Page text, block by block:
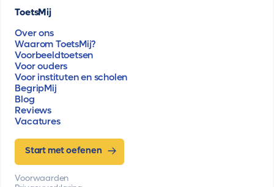
ToetsMij
Over ons
Waarom ToetsMij?
Voorbeeldtoetsen
Voor ouders
Voor instituten en scholen
BegripMij
Blog
Reviews
Vacatures
Start met oefenen
Voorwaarden